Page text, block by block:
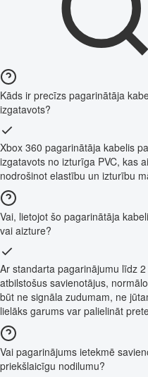
Kāds ir precīzs pagarinātāja
izgatavots?
Xbox 360 pagarinātāja kabelis
izgatavots no izturīga PVC, kas
nodrošinot elastību un izturību
Vai, lietojot šo pagarinātāja
vai aizture?
Ar standarta pagarinājumu līdz
atbilstošus savienotājus,
būt ne signāla zudumam, ne
lielāks garums var palielināt
Vai pagarinājums ietekmē
priekšlaicīgu nodilumu?